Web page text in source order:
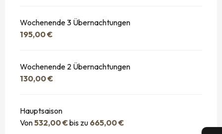
Wochenende 3 Übernachtungen
195,00 €
Wochenende 2 Übernachtungen
130,00 €
Hauptsaison
Von532,00 €bis zu 665,00 €